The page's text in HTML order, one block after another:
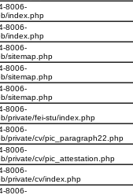
8006-
index.php
8006-
index.php
8006-
sitemap.php
8006-
sitemap.php
8006-
sitemap.php
8006-
private/fei-stu/index.php
8006-
private/cv/pic_paragraph22.php
8006-
private/cv/pic_attestation.php
8006-
private/cv/index.php
8006-